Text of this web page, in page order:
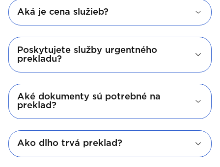
Aká je cena služieb?
Poskytujete služby urgentného
prekladu?
Aké dokumenty sú potrebné na
preklad?
Ako dlho trvá preklad?